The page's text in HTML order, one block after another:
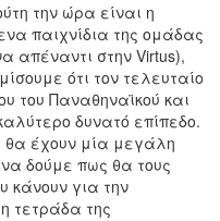
την ώρα είναι η
παιχνίδια της ομάδας
απέναντι στην Virtus),
ότι τον τελευταίο
του Παναθηναϊκού και
δυνατό επίπεδο.
θα έχουν μία μεγάλη
δούμε πως θα τους
κάνουν για την
τετράδα της